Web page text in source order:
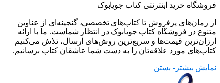
فروشگاه خرید اینترنتی کتاب جویابوک
از رمان‌های پرفروش تا کتاب‌های تخصصی، گنجینه‌ای از عناوین
متنوع در فروشگاه کتاب جویابوک در انتظار شماست. ما با ارائه
ارزان‌ترین قیمت‌ها و سریع‌ترین روش‌های ارسال، تلاش می‌کنیم
کتاب‌های مورد علاقه‌تان را به دست شما عاشقان کتاب برسانیم.
نمایش بیشتر - بستن